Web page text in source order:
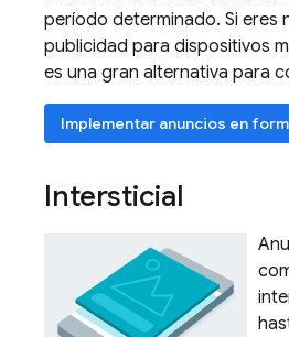
período determinado. Si eres
publicidad para dispositivos
es una gran alternativa para
Implementar anuncios en
Intersticial